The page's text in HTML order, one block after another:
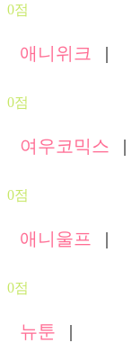
0점
애니위크 |
0점
여우코믹스 |
0점
애니울프 |
0점
뉴툰 |